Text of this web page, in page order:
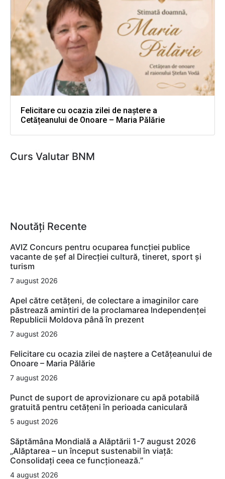
Felicitare cu ocazia zilei de naștere a
Cetățeanului de Onoare – Maria Pălărie
Curs Valutar BNM
Noutăți Recente
AVIZ Concurs pentru ocuparea funcţiei publice
vacante de şef al Direcţiei cultură, tineret, sport şi
turism
7 august 2026
Apel către cetățeni, de colectare a imaginilor care
păstrează amintiri de la proclamarea Independenței
Republicii Moldova până în prezent
7 august 2026
Felicitare cu ocazia zilei de naștere a Cetățeanului de
Onoare – Maria Pălărie
7 august 2026
Punct de suport de aprovizionare cu apă potabilă
gratuită pentru cetățeni în perioada caniculară
5 august 2026
Săptămâna Mondială a Alăptării 1-7 august 2026
„Alăptarea – un început sustenabil în viață:
Consolidați ceea ce funcționează.”
4 august 2026